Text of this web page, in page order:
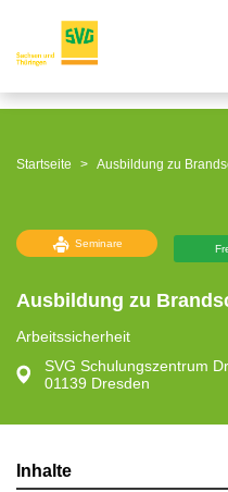
Startseite Ausbildung zu
Seminare
Ausbildung zu
Arbeitssicherheit
SVG Schulungszentrum
01139 Dresden
Inhalte